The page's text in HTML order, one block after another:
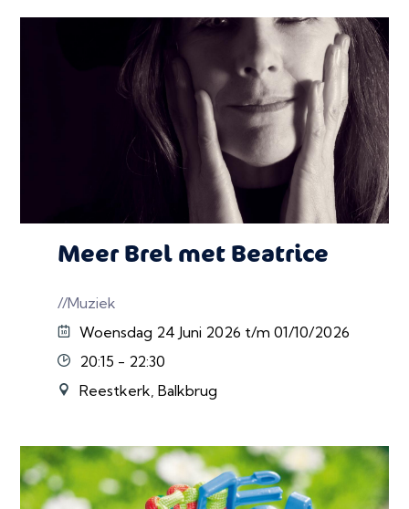
Meer Brel met Beatrice
//Muziek
Woensdag 24 Juni 2026 t/m 01/10/2026
20:15 - 22:30
Reestkerk, Balkbrug